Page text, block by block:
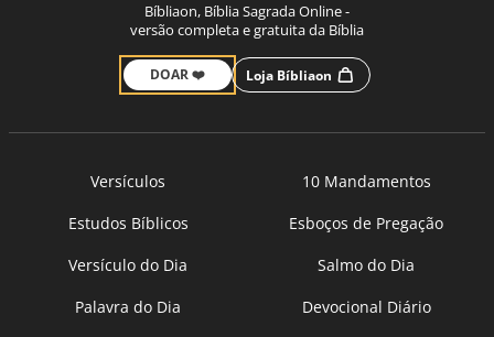
Bíbliaon, Bíblia Sagrada Online -
versão completa e gratuita da Bíblia
DOAR ❤️ Loja Bíbliaon
Versículos
10 Mandamentos
Estudos Bíblicos
Esboços de Pregação
Versículo do Dia
Salmo do Dia
Palavra do Dia
Devocional Diário